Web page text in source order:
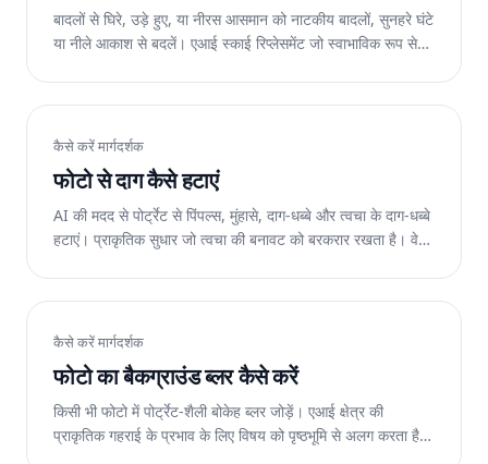
बादलों से घिरे, उड़े हुए, या नीरस आसमान को नाटकीय बादलों, सुनहरे घंटे
या नीले आकाश से बदलें। एआई स्काई रिप्लेसमेंट जो स्वाभाविक रूप से
कैसे करें मार्गदर्शक
फोटो से दाग कैसे हटाएं
AI की मदद से पोर्ट्रेट से पिंपल्स, मुंहासे, दाग-धब्बे और त्वचा के दाग-धब्बे
हटाएं। प्राकृतिक सुधार जो त्वचा की बनावट को बरकरार रखता है। वेब,
कैसे करें मार्गदर्शक
फोटो का बैकग्राउंड ब्लर कैसे करें
किसी भी फोटो में पोर्ट्रेट-शैली बोकेह ब्लर जोड़ें। एआई क्षेत्र की
प्राकृतिक गहराई के प्रभाव के लिए विषय को पृष्ठभूमि से अलग करता है।